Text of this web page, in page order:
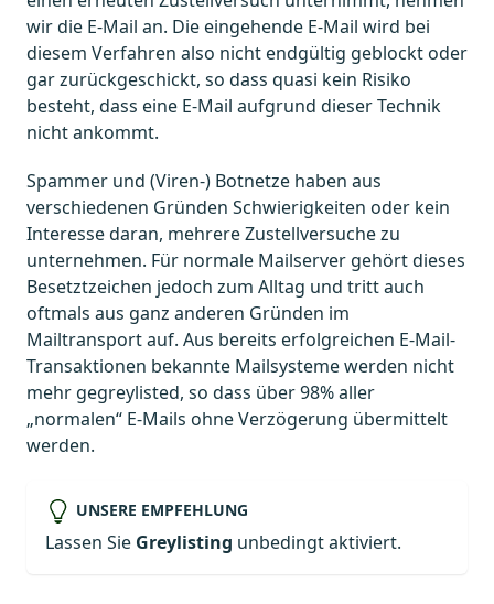
wir die E-Mail an. Die eingehende E-Mail wird bei
diesem Verfahren also nicht endgültig geblockt oder
gar zurückgeschickt, so dass quasi kein Risiko
besteht, dass eine E-Mail aufgrund dieser Technik
nicht ankommt.
Spammer und (Viren-) Botnetze haben aus
verschiedenen Gründen Schwierigkeiten oder kein
Interesse daran, mehrere Zustellversuche zu
unternehmen. Für normale Mailserver gehört dieses
Besetztzeichen jedoch zum Alltag und tritt auch
oftmals aus ganz anderen Gründen im
Mailtransport auf. Aus bereits erfolgreichen E-Mail-
Transaktionen bekannte Mailsysteme werden nicht
mehr gegreylisted, so dass über 98% aller
„normalen“ E-Mails ohne Verzögerung übermittelt
werden.
UNSERE EMPFEHLUNG
Lassen Sie Greylisting unbedingt aktiviert.